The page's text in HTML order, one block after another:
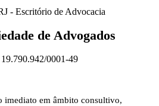
de Advogados
0001-49
imediato em âmbito consultivo,